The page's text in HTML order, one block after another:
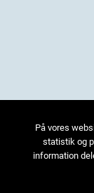
På vores
statistik og
information